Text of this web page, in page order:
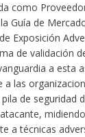
como
Guía de
Exposición
de validación
a esta
las
de seguridad
a técnicas